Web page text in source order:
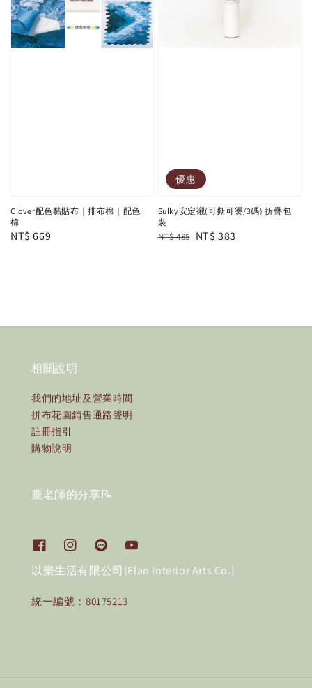
Clover配色黏貼布｜排布棉｜配色
棉
Regular
NT$ 669
優惠
Sulky安定襯(可撕可燙/3碼) 折疊包
裝
Regular
NT$ 485 Sale
NT$ 383
相關說明
我們的地址及營業時間
拼布花園銷售通路聲明
註冊指引
購物說明
龐老師的分享📝
以樂生活有限公司(Elan Interior Arts Co.)
統一編號：80175213